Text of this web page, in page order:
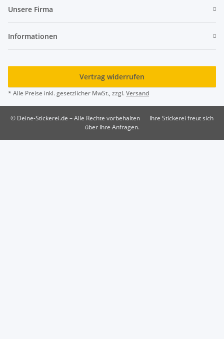
Unsere Firma
Informationen
Vertrag widerrufen
* Alle Preise inkl. gesetzlicher MwSt., zzgl.Versand
© Deine-Stickerei.de – Alle Rechte vorbehalten
Ihre Stickerei freut sich
über Ihre Anfragen.